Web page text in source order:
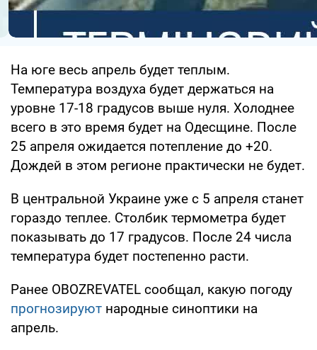
На юге весь апрель будет теплым.
Температура воздуха будет держаться на
уровне 17-18 градусов выше нуля. Холоднее
всего в это время будет на Одесщине. После
25 апреля ожидается потепление до +20.
Дождей в этом регионе практически не будет.
В центральной Украине уже с 5 апреля станет
гораздо теплее. Столбик термометра будет
показывать до 17 градусов. После 24 числа
температура будет постепенно расти.
Ранее OBOZREVATEL сообщал, какую погоду
прогнозируют народные синоптики на
апрель.